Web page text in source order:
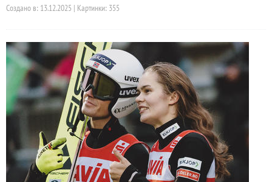
Создано в: 13.12.2025 | Картинки: 355